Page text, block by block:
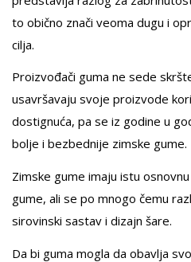
to obično znači veoma dugu i
cilja.
Proizvođači guma ne sede
usavršavaju svoje proizvode
dostignuća, pa se iz godine u
bolje i bezbednije zimske gume.
Zimske gume imaju istu
gume, ali se po mnogo čemu
sirovinski sastav i dizajn šare.
Da bi guma mogla da obavlja